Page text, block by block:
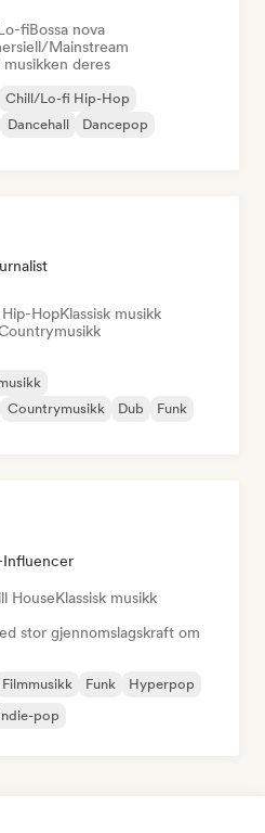
fiBossa nova
Mainstream
deres
Chill/Lo-fi Hip-Hop
Dancehall
Dancepop
HopKlassisk musikk
Countrymusikk Dub
Funk
Influencer
HouseKlassisk musikk
stor gjennomslagskraft om
Filmmusikk Funk
Hyperpop
pop